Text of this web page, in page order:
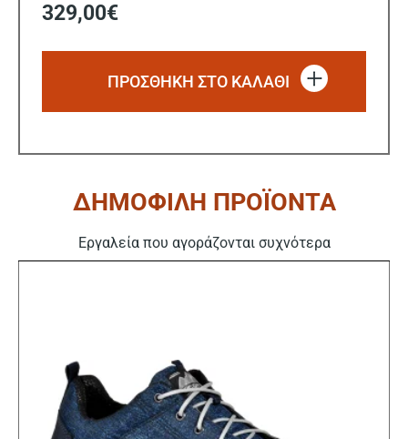
329,00€
ΠΡΟΣΘΗΚΗ ΣΤΟ ΚΑΛΑΘΙ
ΔΗΜΟΦΙΛΗ ΠΡΟΪΟΝΤΑ
Εργαλεία που αγοράζονται συχνότερα